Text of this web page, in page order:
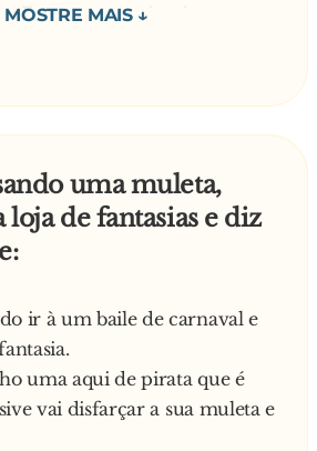
Eu escorreguei, caí na
a tíbia. O médico disse que
com o gesso por mais duas
cara. Bem, boa sorte e, uh,
filho - , e elas continuam no
ao outro:
saber, cara? Eu não sou
uma muleta,
loja de fantasias e diz
ir à um baile de carnaval e
uma aqui de pirata que é
vai disfarçar a sua muleta e